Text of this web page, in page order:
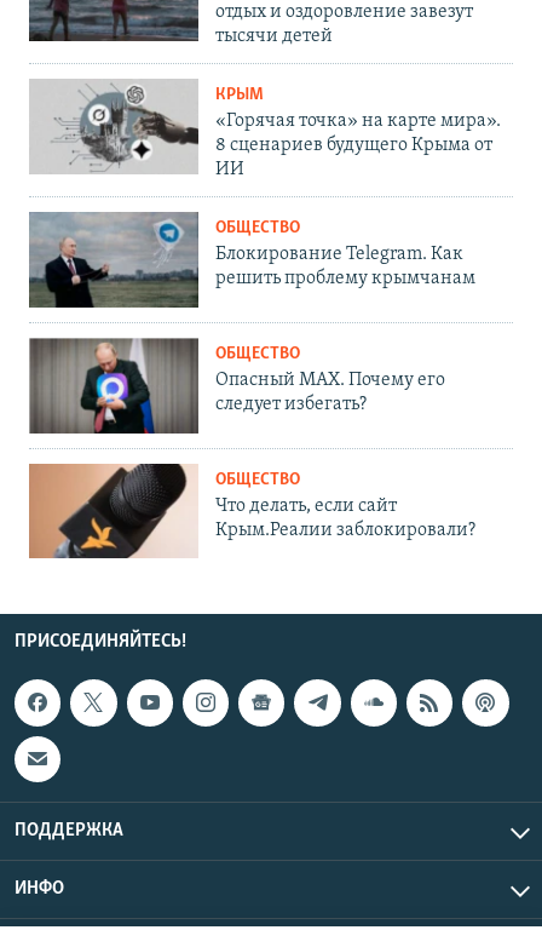
отдых и оздоровление завезут
тысячи детей
КРЫМ
«Горячая точка» на карте мира».
8 сценариев будущего Крыма от
ИИ
ОБЩЕСТВО
Блокирование Telegram. Как
решить проблему крымчанам
ОБЩЕСТВО
Опасный MAX. Почему его
следует избегать?
ОБЩЕСТВО
Что делать, если сайт
Крым.Реалии заблокировали?
ПРИСОЕДИНЯЙТЕСЬ!
ПОДДЕРЖКА
ИНФО